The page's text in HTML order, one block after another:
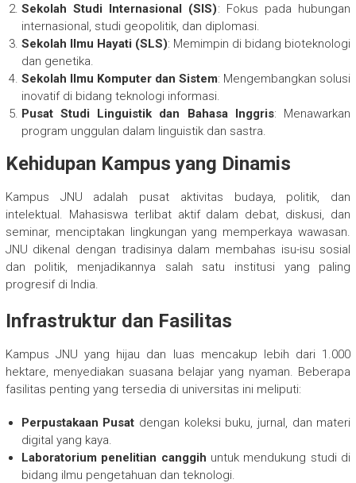
Sekolah Studi Internasional (SIS): Fokus pada hubungan
internasional, studi geopolitik, dan diplomasi.
Sekolah Ilmu Hayati (SLS): Memimpin di bidang bioteknologi
dan genetika.
Sekolah Ilmu Komputer dan Sistem: Mengembangkan solusi
inovatif di bidang teknologi informasi.
Pusat Studi Linguistik dan Bahasa Inggris: Menawarkan
program unggulan dalam linguistik dan sastra.
Kehidupan Kampus yang Dinamis
Kampus JNU adalah pusat aktivitas budaya, politik, dan
intelektual. Mahasiswa terlibat aktif dalam debat, diskusi, dan
seminar, menciptakan lingkungan yang memperkaya wawasan.
JNU dikenal dengan tradisinya dalam membahas isu-isu sosial
dan politik, menjadikannya salah satu institusi yang paling
progresif di India.
Infrastruktur dan Fasilitas
Kampus JNU yang hijau dan luas mencakup lebih dari 1.000
hektare, menyediakan suasana belajar yang nyaman. Beberapa
fasilitas penting yang tersedia di universitas ini meliputi:
Perpustakaan Pusat dengan koleksi buku, jurnal, dan materi
digital yang kaya.
Laboratorium penelitian canggih untuk mendukung studi di
bidang ilmu pengetahuan dan teknologi.